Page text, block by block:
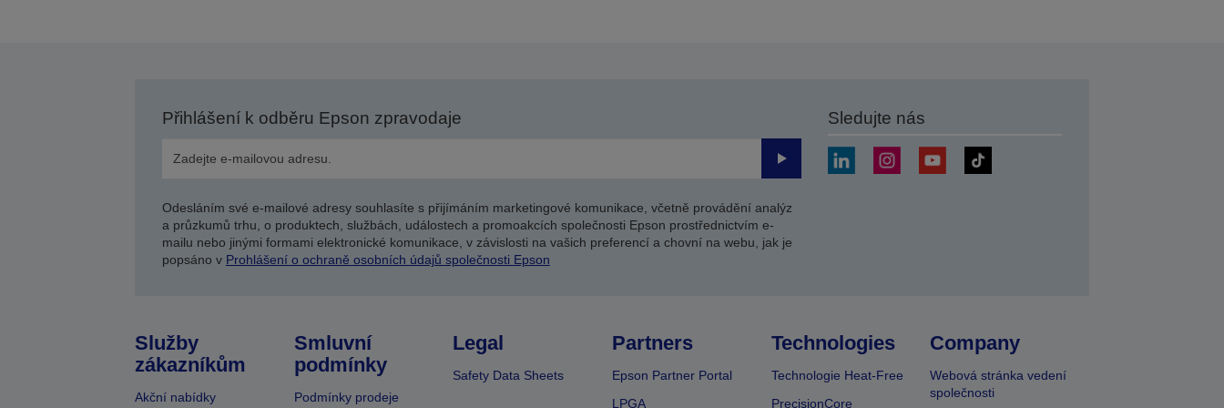
Přihlášení k odběru Epson zpravodaje
Odeslat
Odesláním své e-mailové adresy souhlasíte s přijímáním marketingové komunikace, včetně provádění analýz
a průzkumů trhu, o produktech, službách, událostech a promoakcích společnosti Epson prostřednictvím e-
mailu nebo jinými formami elektronické komunikace, v závislosti na vašich preferencí a chovní na webu, jak je
popsáno v Prohlášení o ochraně osobních údajů společnosti Epson
Sledujte nás
Služby
zákazníkům
Akční nabídky
Smluvní
podmínky
Podmínky prodeje
Legal
Safety Data Sheets
Partners
Epson Partner Portal
LPGA
Technologies
Technologie Heat-Free
PrecisionCore
Company
Webová stránka vedení
společnosti